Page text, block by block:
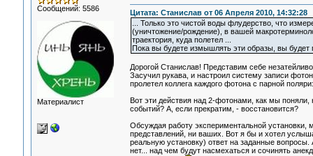
Сообщений: 5586
Материалист
Цитата: Станислав от 06 Апреля 2010, 14:32:28
... Только это чистой воды флудерство, что
(уничтожение/рождение), в вашей
траектория, куда полетел ...
Пока вы будете измышлять эти образы, вы
Дорогой Станислав! Представим себе
Засучил рукава, и настроил систему записи
пролетел коллега каждого фотона с парной
Вот эти действия над 2-фотонами, как мы
событий? А, если прекратим, - восстановится?
Обсуждая работу экспериментальной установки,
представлений, ни ваших. Вот я бы и хотел
реальную установку) ответ на заданные
нет... над чем будут насмехаться и сочинять